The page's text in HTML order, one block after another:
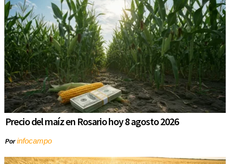
Precio del maíz en Rosario hoy 8 agosto 2026
Porinfocampo